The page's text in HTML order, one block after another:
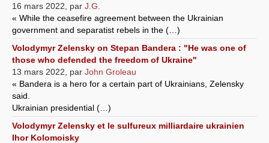
16 mars 2022
par J.G.
« While the ceasefire agreement between the Ukrainian
government and separatist rebels in the (…)
Volodymyr Zelensky on Stepan Bandera : "He was one of
those who defended the freedom of Ukraine"
13 mars 2022
par John Groleau
« Bandera is a hero for a certain part of Ukrainians, Zelensky
said.
Ukrainian presidential (…)
Volodymyr Zelensky et le sulfureux milliardaire ukrainien
Ihor Kolomoisky